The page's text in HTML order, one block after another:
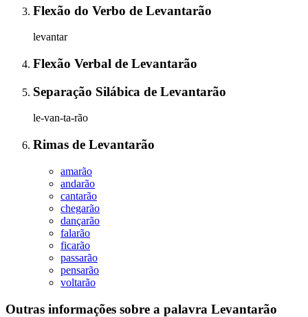
Flexão do Verbo de Levantarão
levantar
Flexão Verbal de Levantarão
Separação Silábica de Levantarão
le-van-ta-rão
Rimas de Levantarão
amarão
andarão
cantarão
chegarão
dançarão
falarão
ficarão
passarão
pensarão
voltarão
Outras informações sobre a palavra Levantarão